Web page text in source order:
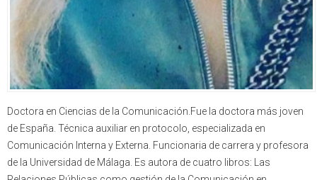
Doctora en Ciencias de la Comunicación.Fue la doctora más joven
de España. Técnica auxiliar en protocolo, especializada en
Comunicación Interna y Externa. Funcionaria de carrera y profesora
de la Universidad de Málaga. Es autora de cuatro libros: Las